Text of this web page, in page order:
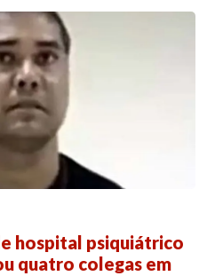
hospital psiquiátrico
quatro colegas em